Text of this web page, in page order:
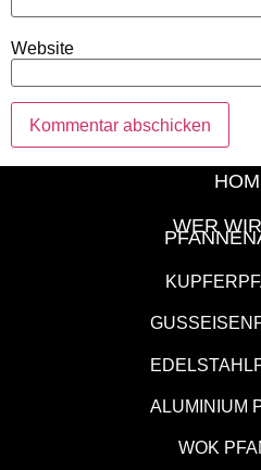
Website
WER
ALUMINIUM
WOK